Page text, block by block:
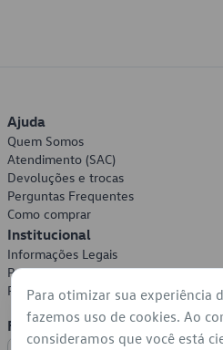
Ajuda
Quem Somos
Atendimento (SAC)
Devoluções e trocas
Perguntas Frequentes
Como comprar
Institucional
Informações Legais
Política de Privacidade
Política de Cookies
Formas de Pagamento
Para otimizar sua experiência
fazemos uso de cookies. Ao
consideramos que você está